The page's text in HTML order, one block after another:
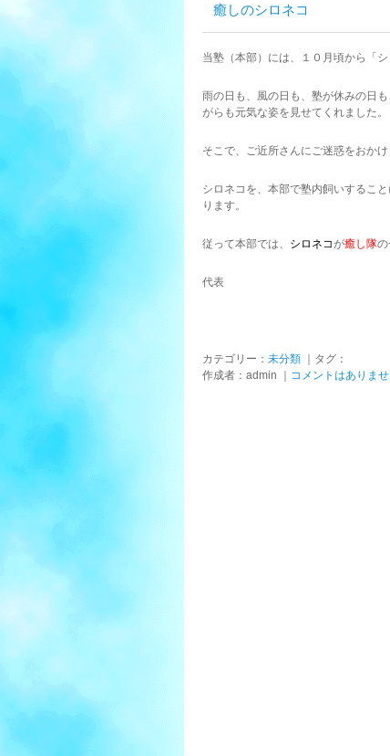
癒しのシロネコ
当塾（本部）には、１０月頃から「
雨の日も、風の日も、塾が休みの日
がらも元気な姿を見せてくれました。
そこで、ご近所さんにご迷惑をおか
シロネコを、本部で塾内飼いするこ
ります。
従って本部では、 シロネコが癒し隊の
代表
カテゴリー： 未分類 ｜タグ：
作成者：admin ｜ コメントはありま